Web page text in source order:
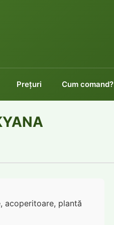
Preţuri Cum comand?
acoperitoare, plantă